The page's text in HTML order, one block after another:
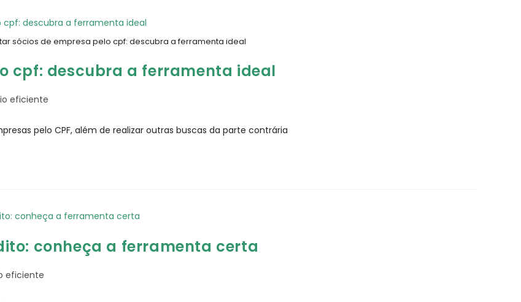
sócios de empresa pelo cpf: descubra a ferramenta ideal
cpf: descubra a ferramenta ideal
eficiente
pelo CPF, além de realizar outras buscas da parte contrária
conheça a ferramenta certa
eficiente